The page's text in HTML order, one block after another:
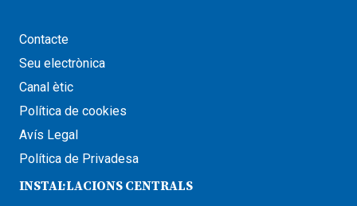
Contacte
Seu electrònica
Canal ètic
Política de cookies
Avís Legal
Política de Privadesa
INSTAL·LACIONS CENTRALS